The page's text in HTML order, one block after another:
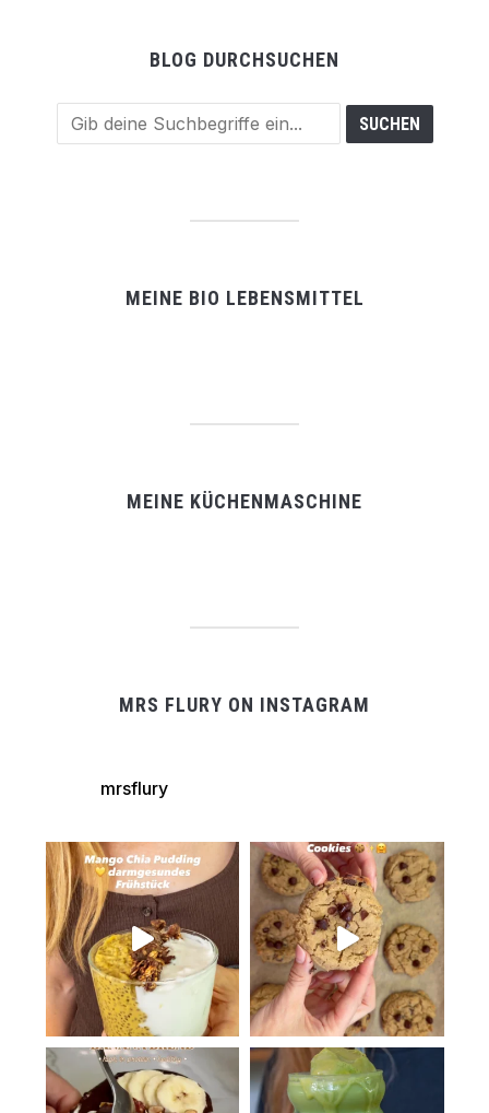
BLOG DURCHSUCHEN
MEINE BIO LEBENSMITTEL
MEINE KÜCHENMASCHINE
MRS FLURY ON INSTAGRAM
mrsflury